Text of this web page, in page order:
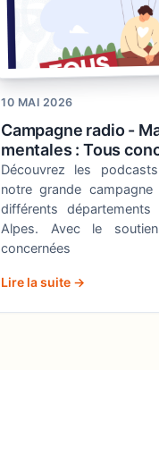
10 MAI 2026
Campagne radio -
mentales : Tous
Découvrez les
notre grande
différents départements
Alpes. Avec le
concernées
Lire la suite →